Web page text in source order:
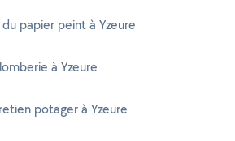
papier peint à Yzeure
à Yzeure
potager à Yzeure